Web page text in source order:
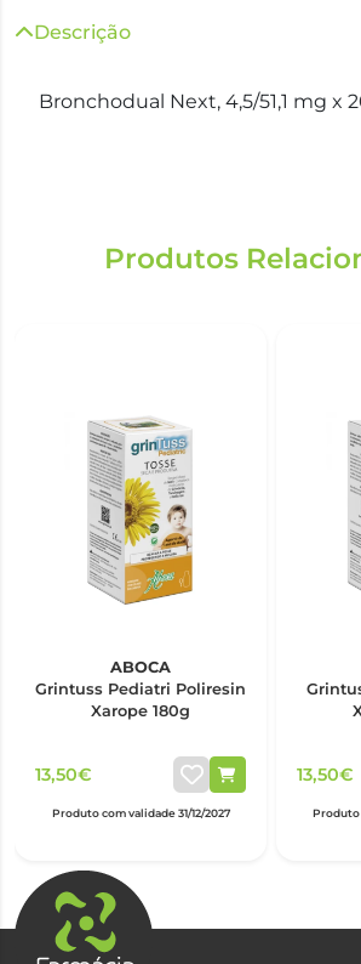
Descrição
Bronchodual Next, 4,5/51,1 mg x
Produtos
ABOCA
Grintuss Pediatri Poliresin
Xarope 180g
13,50€
Produto com validade 31/12/2027
13,50€
Produto